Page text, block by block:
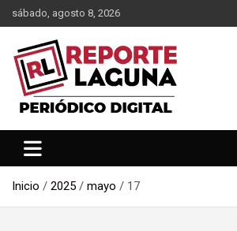
Saltar
al
contenido
sábado, agosto 8, 2026
Reporte Laguna
Inicio 2025 mayo 17